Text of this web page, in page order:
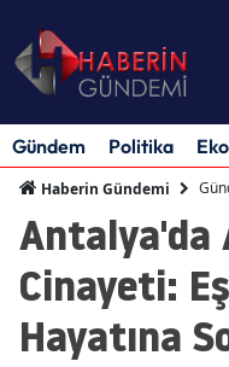
Gündem Politika
Haberin Gündemi
Antalya'da
Cinayeti:
Hayatına